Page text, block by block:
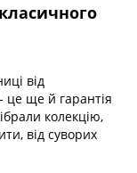
від
- це ще й гарантія
колекцію,
від суворих